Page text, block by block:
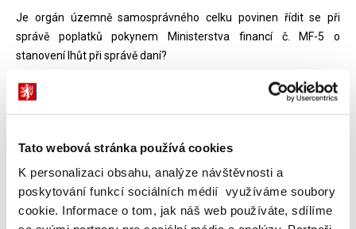
Tato webová stránka používá cookies
K personalizaci obsahu, analýze návštěvnosti a
poskytování funkcí sociálních médií využíváme soubory
cookie. Informace o tom, jak náš web používáte, sdílíme
Je orgán územně samosprávného celku povinen řídit se při
správě poplatků pokynem Ministerstva financí č. MF-5 o
stanovení lhůt při správě daní?
Odpověď:
Ministerstvem financí s ohledem na ustanovení § 38 daňového
„dobré správy“ pro věcně příslušné útvary ministerstva a orgány
jím přímo řízených organizací, z tohoto důvodu pro orgány
územně samosprávných celků závazný není.